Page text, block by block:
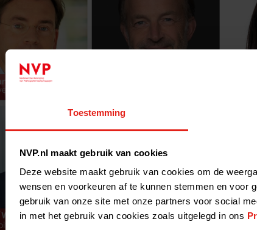
Toestemming
NVP.nl maakt gebruik van cookies
Deze website maakt gebruik van cookies om de
wensen en voorkeuren af te kunnen stemmen en voor
gebruik van onze site met onze partners voor social
in met het gebruik van cookies zoals uitgelegd in ons